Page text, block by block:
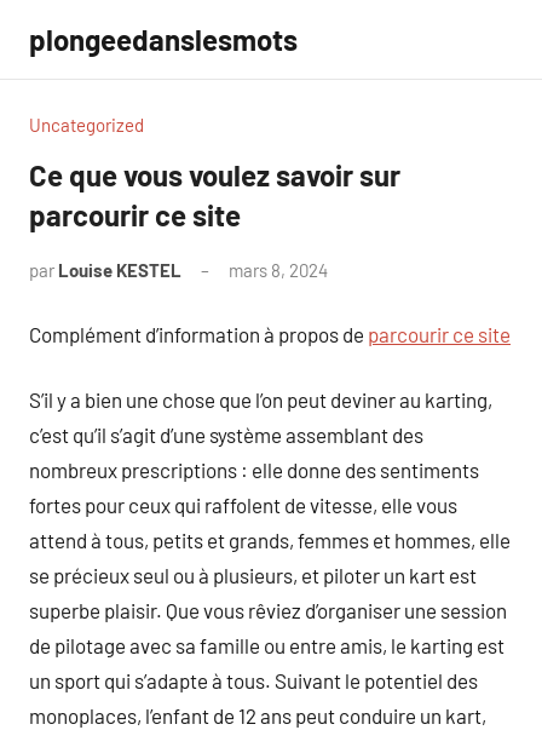
contenu
plongeedanslesmots
Uncategorized
Ce que vous voulez savoir sur
parcourir ce site
par Louise KESTEL mars 8, 2024
Complément d’information à propos de parcourir ce site
S’il y a bien une chose que l’on peut deviner au karting,
c’est qu’il s’agit d’une système assemblant des
nombreux prescriptions : elle donne des sentiments
fortes pour ceux qui raffolent de vitesse, elle vous
attend à tous, petits et grands, femmes et hommes, elle
se précieux seul ou à plusieurs, et piloter un kart est
superbe plaisir. Que vous rêviez d’organiser une session
de pilotage avec sa famille ou entre amis, le karting est
un sport qui s’adapte à tous. Suivant le potentiel des
monoplaces, l’enfant de 12 ans peut conduire un kart,